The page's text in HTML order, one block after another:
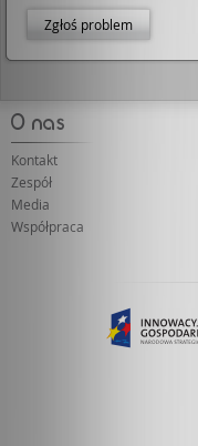
Zgłoś problem
Kontakt
Zespół
Media
Współpraca